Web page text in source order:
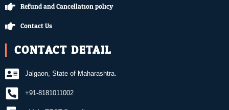
Refund and Cancellation policy
Contact Us
CONTACT DETAIL
Jalgaon, State of Maharashtra.
+91-8181011002